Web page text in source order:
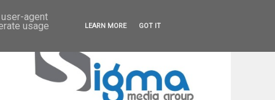
ΠΑΓΚΟΣΜΙΕΣ ΕΚΘΕΣΕΙΣ
agent
usage LEARN MORE GOT IT